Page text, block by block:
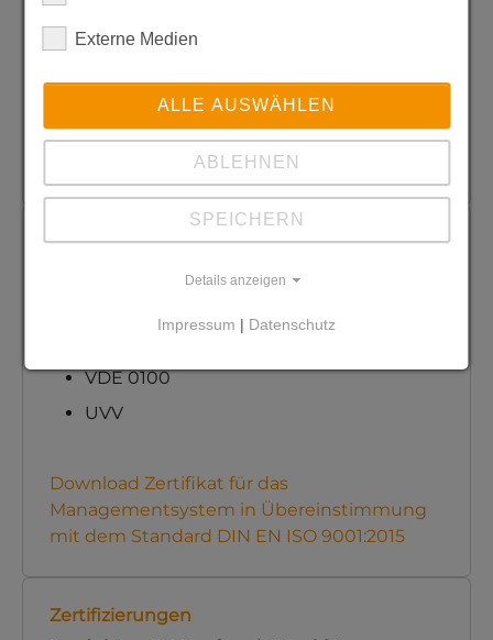
Bedürfnisse – auch in Ihrem eigenen
Firmenfarben.
Referenzen
Zertifizierungen - Betrieb
Wir bauen gemäß:
VDE 0100
UVV
Download Zertifikat für das
Managementsystem in Übereinstimmung
mit dem Standard DIN EN ISO 9001:2015
Zertifizierungen
Externe Medien
ALLE AUSWÄHLEN
ABLEHNEN
SPEICHERN
Details anzeigen
Impressum | Datenschutz